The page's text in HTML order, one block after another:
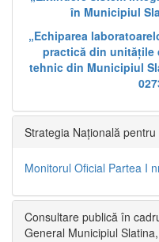
în Municipiul
„Echiparea
practică din unitățile
tehnic din Municipiul
Strategia Națională
Monitorul Oficial Partea I
Consultare publică în
General Municipiul